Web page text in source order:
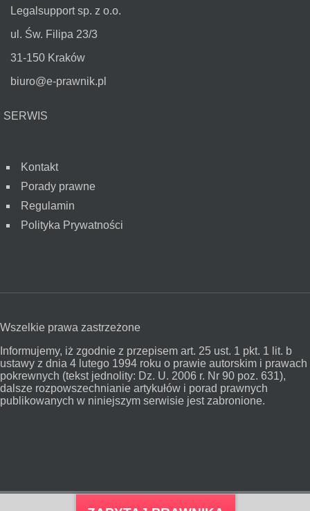
Legalsupport sp. z o.o.
ul. Św. Filipa 23/3
31-150 Kraków
biuro@e-prawnik.pl
SERWIS
Kontakt
Porady prawne
Regulamin
Polityka Prywatności
Wszelkie prawa zastrzeżone
Informujemy, iż zgodnie z przepisem art. 25 ust. 1 pkt. 1 lit. b
ustawy z dnia 4 lutego 1994 roku o prawie autorskim i prawach
pokrewnych (tekst jednolity: Dz. U. 2006 r. Nr 90 poz. 631),
dalsze rozpowszechnianie artykułów i porad prawnych
publikowanych w niniejszym serwisie jest zabronione.